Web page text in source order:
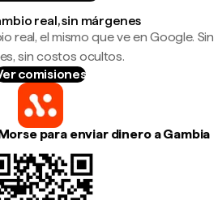
real, sin márgenes
real, el mismo que ve en Google. Sin
sin costos ocultos.
comisiones
para enviar dinero a Gambia